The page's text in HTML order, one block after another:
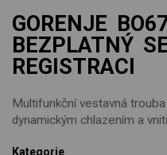
GORENJE
BEZPLATNÝ
REGISTRACI
Multifunkční vestavná
dynamickým chlazením a
Kategorie